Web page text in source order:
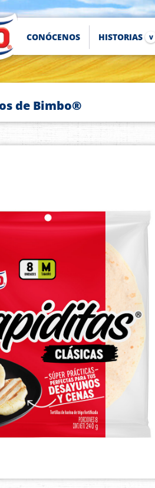
CONÓCENOS HISTORIAS
de Bimbo®